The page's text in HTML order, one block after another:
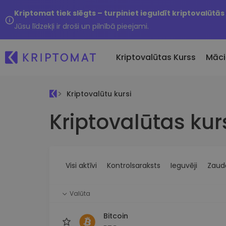
Kriptomat tiek slēgts – turpiniet ieguldīt kriptovalūtās
Jūsu līdzekļi ir droši un pilnībā pieejami.
Kriptovalūtas Kurss
Visas cenas
Vairāk nekā 300 kriptovalūtu Nesen
Pērciet vairāk nekā 300
kriptovalūtas
iespējas
Kriptovalūtu kursi
Kriptovalūtas
Visi aktīvi Kontrolsaraksts Ieguvēji
Valūta
Bitcoin